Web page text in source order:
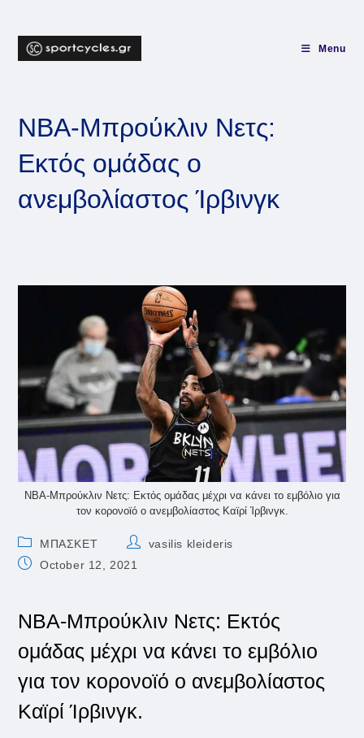
content
Menu
NBA-Μπρούκλιν Νετς:
Eκτός ομάδας o
ανεμβολίαστος Ίρβινγκ
NBA-Μπρούκλιν Νετς: Εκτός ομάδας μέχρι να κάνει το εμβόλιο για
τον κορονοϊό o ανεμβολίαστος Καϊρί Ίρβινγκ.
Post
category:
ΜΠΑΣΚΕΤ
Postvasilis kleideris
PostOctober 12, 2021
NBA-Μπρούκλιν Νετς: Εκτός
ομάδας μέχρι να κάνει το εμβόλιο
για τον κορονοϊό o ανεμβολίαστος
Καϊρί Ίρβινγκ.